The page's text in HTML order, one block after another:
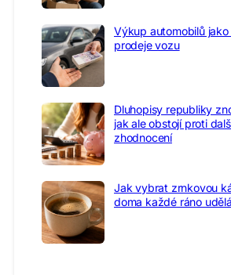
Výkup automobilů
prodeje vozu
Dluhopisy republiky
jak ale obstojí proti
zhodnocení
Jak vybrat zrnkovou
doma každé ráno